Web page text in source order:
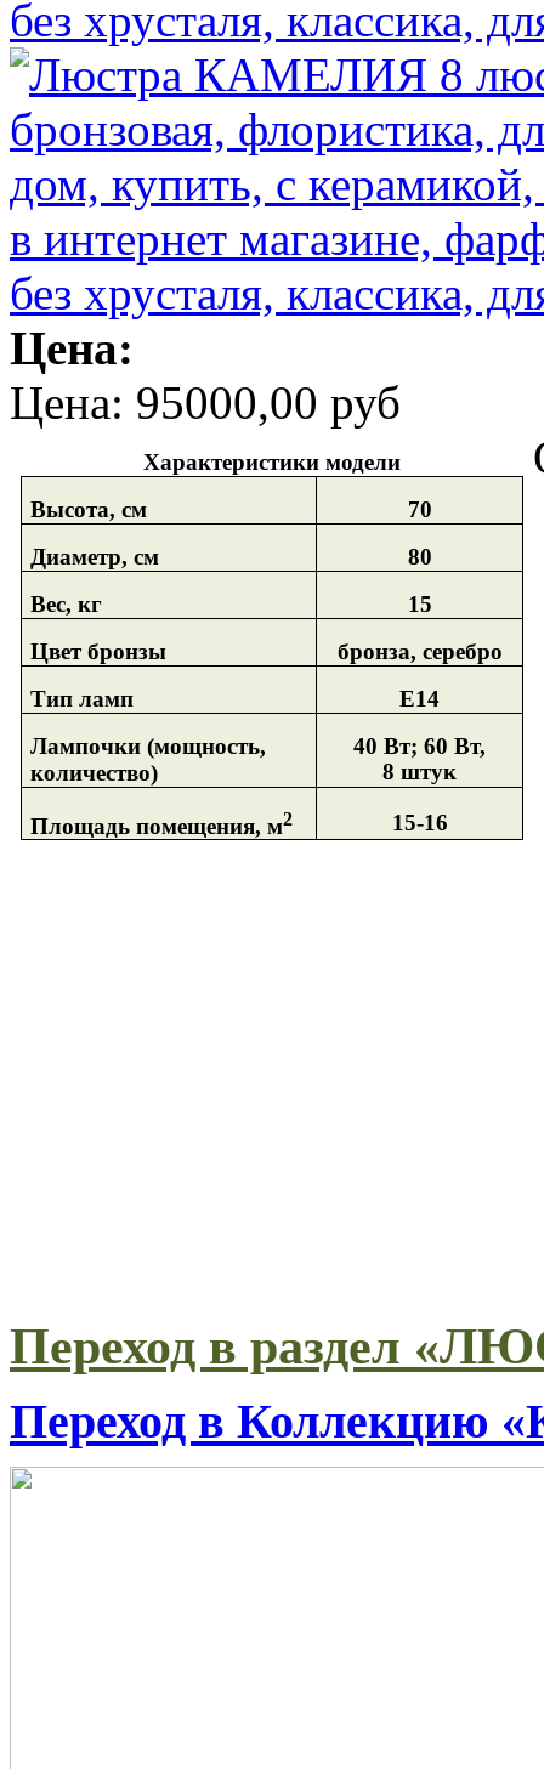
Цена:
Цена: 95000,00 руб
Характеристики модели
Высота, см
70
Диаметр, см
80
Вес, кг
15
Цвет бронзы
бронза, серебро
Тип ламп
Е14
Лампочки (мощность,
количество)
40 Вт; 60 Вт,
8 штук
Площадь помещения, м2 15-16
Переход в раздел
Переход в